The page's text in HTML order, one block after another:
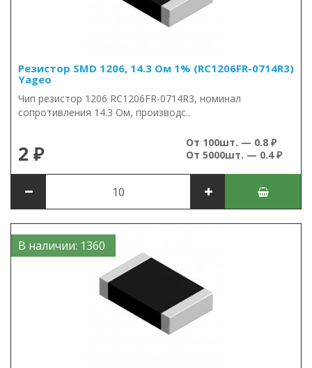
Резистор SMD 1206, 14.3 Ом 1% (RC1206FR-0714R3)
Yageo
Чип резистор 1206 RC1206FR-0714R3, номинал
сопротивления 14.3 Ом, производс..
2 ₽
От 100шт. — 0.8 ₽
От 5000шт. — 0.4 ₽
В наличии: 1360